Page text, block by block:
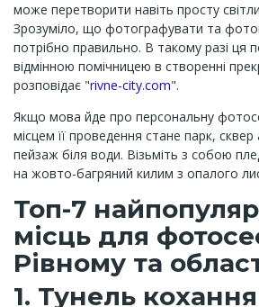
може перетворити навіть просту
Зрозуміло, що фотографувати та
потрібно правильно. В такому разі ця
відмінною помічницею в створенні
розповідає "rivne-city.com".
Якщо мова йде про персональну
місцем її проведення стане парк, сквер
пейзаж біля води. Візьміть з собою
на жовто-багряний килим з опалого
Топ-7
місць для
Рівному та
1. Тунель кохання